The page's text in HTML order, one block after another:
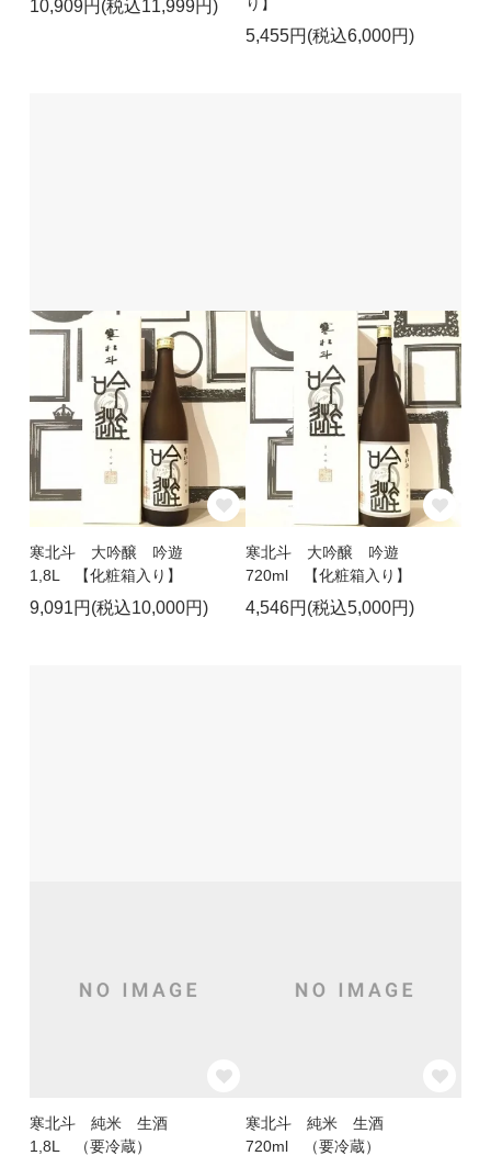
10,909円(税込11,999円) り】
5,455円(税込6,000円)
寒北斗 大吟醸 吟遊
1,8L 【化粧箱入り】
9,091円(税込10,000円)
寒北斗 大吟醸 吟遊
720ml 【化粧箱入り】
4,546円(税込5,000円)
寒北斗 純米 生酒
1,8L （要冷蔵）
寒北斗 純米 生酒
720ml （要冷蔵）